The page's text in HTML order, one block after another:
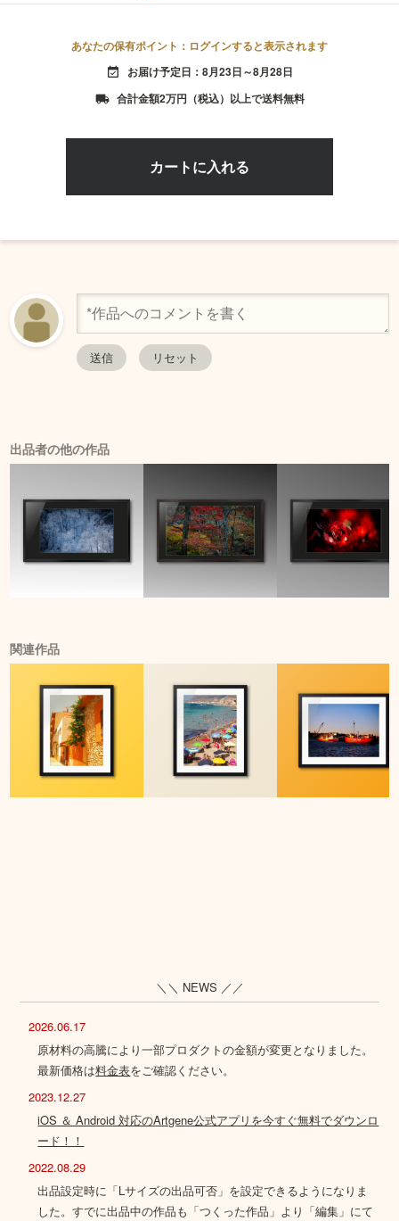
あなたの保有ポイント：ログインすると表示されます
event_available お届け予定日：8月23日～8月28日
local_shipping 合計金額2万円（税込）以上で送料無料
出品者の他の作品
関連作品
＼＼ NEWS ／／
2026.06.17
原材料の高騰により一部プロダクトの金額が変更となりました。
最新価格は料金表をご確認ください。
2023.12.27
iOS ＆ Android 対応のArtgene公式アプリを今すぐ無料でダウンロ
ード！！
2022.08.29
出品設定時に「Lサイズの出品可否」を設定できるようになりま
した。すでに出品中の作品も「つくった作品」より「編集」にて